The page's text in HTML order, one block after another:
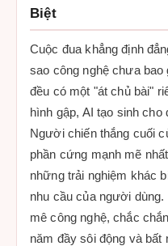
Biệt
Cuộc đua khẳng định
sao công nghệ chưa bao
đều có một "át chủ bài"
hình gập, AI tạo sinh cho
Người chiến thắng cuối
phần cứng mạnh mẽ
những trải nghiệm khác
nhu cầu của người
mê công nghệ, chắc
năm đầy sôi động và bất